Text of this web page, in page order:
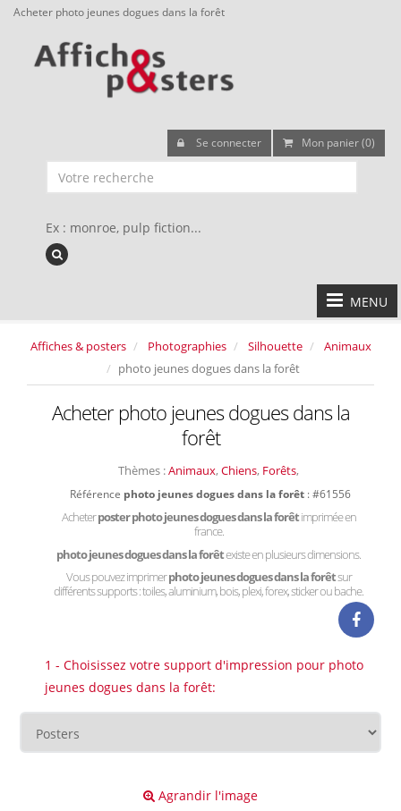
Acheter photo jeunes dogues dans la forêt
Se connecter Mon panier (0)
Ex : monroe, pulp fiction...
MENU
Affiches & posters Photographies Silhouette
Animaux
photo jeunes dogues dans la forêt
Acheter photo jeunes dogues dans la
forêt
Thèmes :Animaux, Chiens, Forêts,
Référence photo jeunes dogues dans la forêt : #61556
Acheterposter photo jeunes dogues dans la forêtimprimée en
france.
photo jeunes dogues dans la forêtexiste en plusieurs dimensions.
Vous pouvez imprimerphoto jeunes dogues dans la forêtsur
différents supports : toiles, aluminium, bois, plexi, forex, sticker ou bache.
1 - Choisissez votre support d'impression pour photo
jeunes dogues dans la forêt:
Agrandir l'image